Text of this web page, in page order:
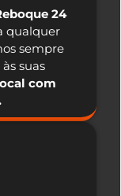
24
qualquer
sempre
suas
com